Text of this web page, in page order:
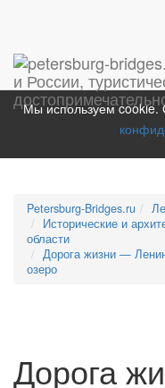
Мы используем cookie.
Petersburg-Bridges.ru
Исторические и
области
Дорога жизни —
озеро
Дорога